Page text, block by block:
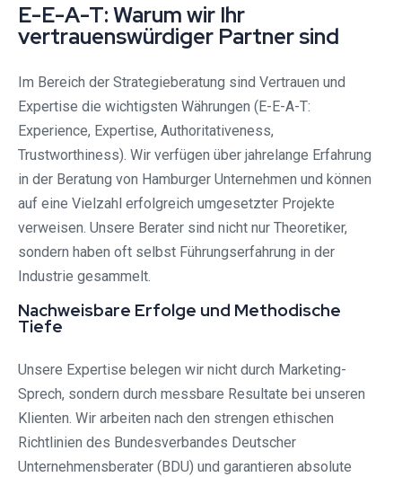
E-E-A-T: Warum wir Ihr
vertrauenswürdiger Partner sind
Im Bereich der Strategieberatung sind Vertrauen und
Expertise die wichtigsten Währungen (E-E-A-T:
Experience, Expertise, Authoritativeness,
Trustworthiness). Wir verfügen über jahrelange Erfahrung
in der Beratung von Hamburger Unternehmen und können
auf eine Vielzahl erfolgreich umgesetzter Projekte
verweisen. Unsere Berater sind nicht nur Theoretiker,
sondern haben oft selbst Führungserfahrung in der
Industrie gesammelt.
Nachweisbare Erfolge und Methodische
Tiefe
Unsere Expertise belegen wir nicht durch Marketing-
Sprech, sondern durch messbare Resultate bei unseren
Klienten. Wir arbeiten nach den strengen ethischen
Richtlinien des Bundesverbandes Deutscher
Unternehmensberater (BDU) und garantieren absolute